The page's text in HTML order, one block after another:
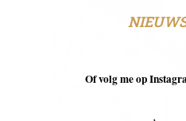
Of volg me op